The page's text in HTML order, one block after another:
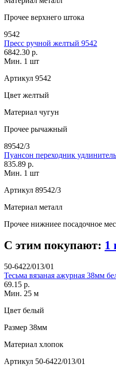
Прочее верхнего штока
9542
Пресс ручной желтый 9542
6842.30 р.
Мин. 1 шт
Артикул 9542
Цвет желтый
Материал чугун
Прочее рычажный
89542/3
Пуансон переходник
835.89 р.
Мин. 1 шт
Артикул 89542/3
Материал металл
Прочее нижниее посадочное
С этим покупают: 1
50-6422/013/01
Тесьма вязаная ажурная 38мм
69.15 р.
Мин. 25 м
Цвет белый
Размер 38мм
Материал хлопок
Артикул 50-6422/013/01